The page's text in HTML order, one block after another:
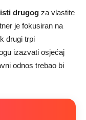
drugog za vlastite
je fokusiran na
drugi trpi
izazvati osjećaj
odnos trebao bi